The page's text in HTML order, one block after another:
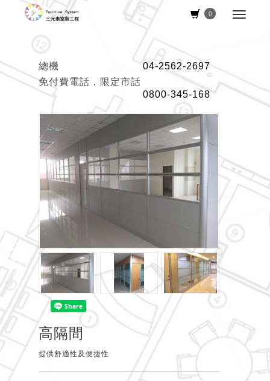
0
總機
04-2562-2697
免付費電話，限定市話
0800-345-168
高隔間
提供舒適性及便捷性